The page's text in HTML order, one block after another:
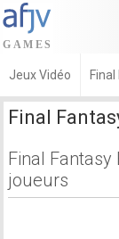
Jeux Vidéo
Final
Final Fantasy
joueurs